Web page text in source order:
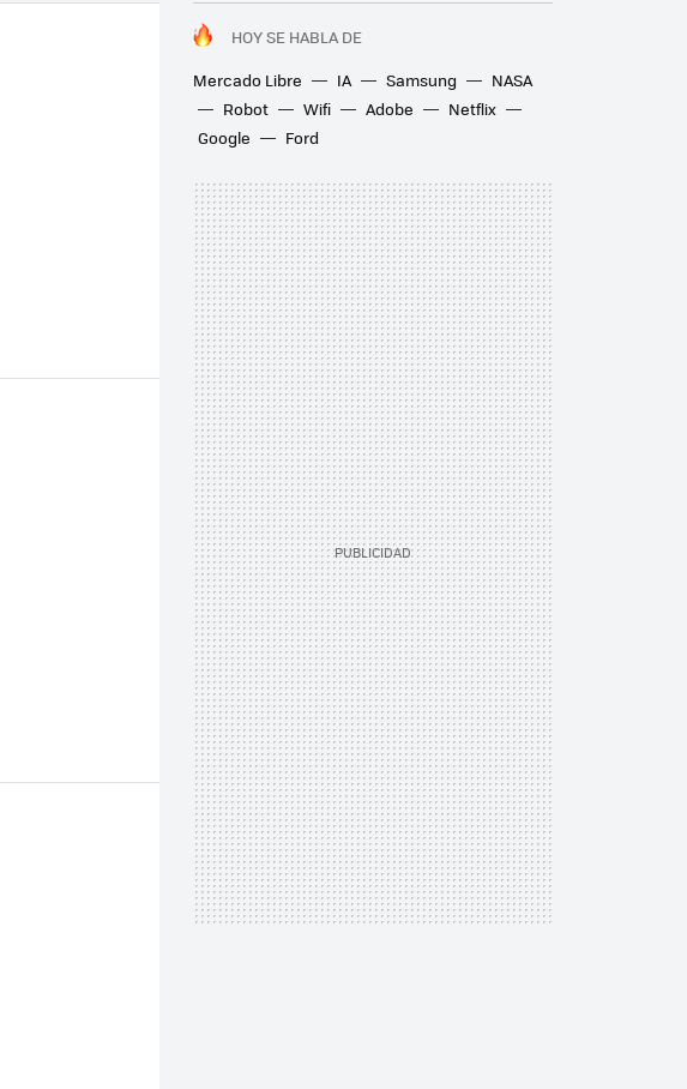
HOY SE HABLA DE
Mercado Libre
IA Samsung
NASA
Robot
Wifi Adobe
Netflix
Google
Ford